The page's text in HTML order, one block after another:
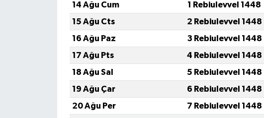
14 Ağu Cum
1 Rebiulevvel 1448
15 Ağu Cts
2 Rebiulevvel 1448
16 Ağu Paz
3 Rebiulevvel 1448
17 Ağu Pts
4 Rebiulevvel 1448
18 Ağu Sal
5 Rebiulevvel 1448
19 Ağu Çar
6 Rebiulevvel 1448
20 Ağu Per
7 Rebiulevvel 1448